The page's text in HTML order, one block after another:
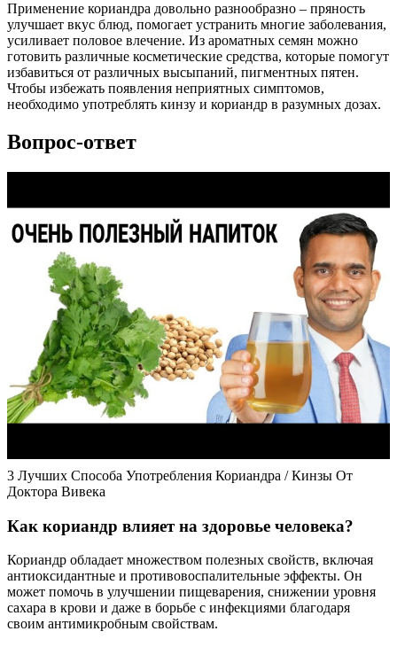
Применение кориандра довольно разнообразно – пряность
улучшает вкус блюд, помогает устранить многие заболевания,
усиливает половое влечение. Из ароматных семян можно
готовить различные косметические средства, которые помогут
избавиться от различных высыпаний, пигментных пятен.
Чтобы избежать появления неприятных симптомов,
необходимо употреблять кинзу и кориандр в разумных дозах.
Вопрос-ответ
3 Лучших Способа Употребления Кориандра / Кинзы От
Доктора Вивека
Как кориандр влияет на здоровье человека?
Кориандр обладает множеством полезных свойств, включая
антиоксидантные и противовоспалительные эффекты. Он
может помочь в улучшении пищеварения, снижении уровня
сахара в крови и даже в борьбе с инфекциями благодаря
своим антимикробным свойствам.